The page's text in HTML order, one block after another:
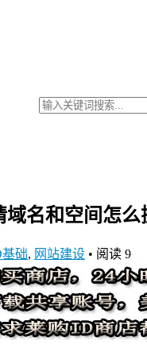
名和空间怎么
基础, 网站建设 • 阅读 9